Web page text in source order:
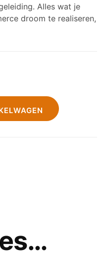
Alles wat je
droom te realiseren,